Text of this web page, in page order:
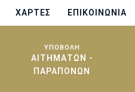
ΧΆΡΤΕΣ ΕΠΙΚΟΙΝΩΝΊΑ
ΥΠΟΒΟΛΗ
ΑΙΤΗΜΆΤΩΝ -
ΠΑΡΑΠΌΝΩΝ